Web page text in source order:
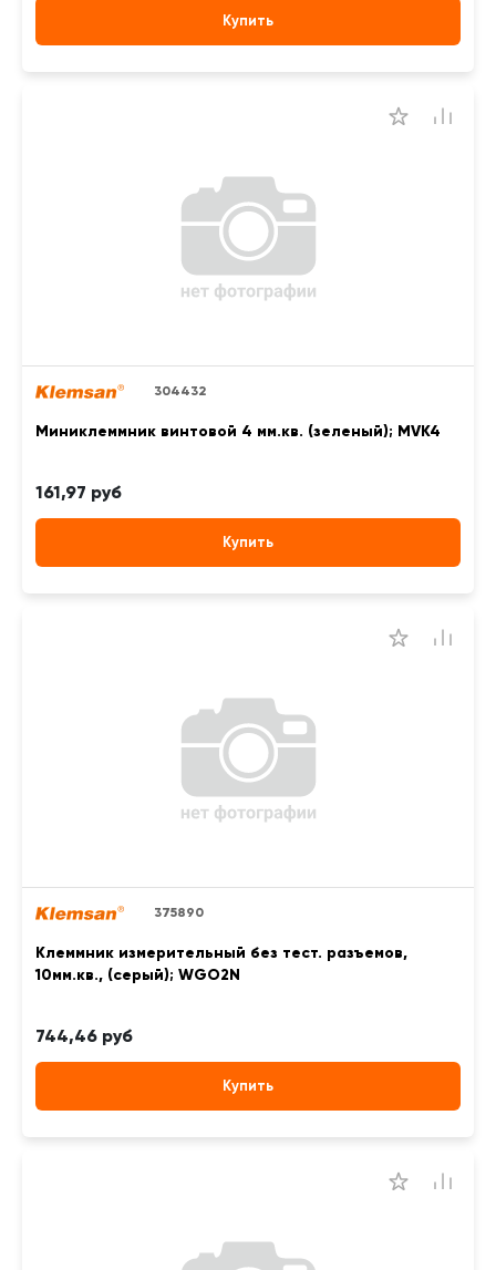
Купить
304432
Миниклеммник винтовой 4 мм.кв. (зеленый); MVK4
161,97 руб
Купить
375890
Клеммник измерительный без тест. разъемов,
10мм.кв., (серый); WGO2N
744,46 руб
Купить